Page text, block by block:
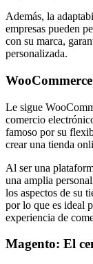
Además, la
empresas pueden
con su marca,
personalizada.
Le sigue
comercio
famoso por su
crear una tienda
Al ser una
una amplia
los aspectos de su
por lo que es ideal
experiencia de
Magento: El